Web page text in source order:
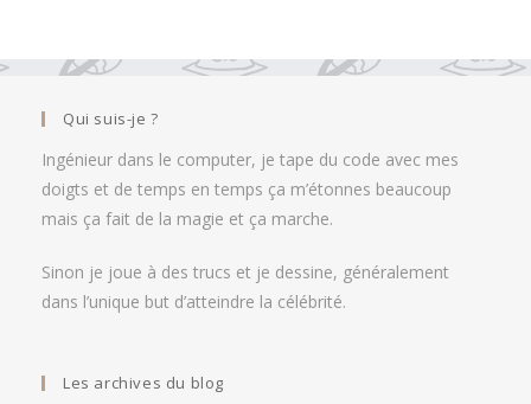
Qui suis-je ?
Ingénieur dans le computer, je tape du code avec mes
doigts et de temps en temps ça m’étonnes beaucoup
mais ça fait de la magie et ça marche.
Sinon je joue à des trucs et je dessine, généralement
dans l’unique but d’atteindre la célébrité.
Les archives du blog